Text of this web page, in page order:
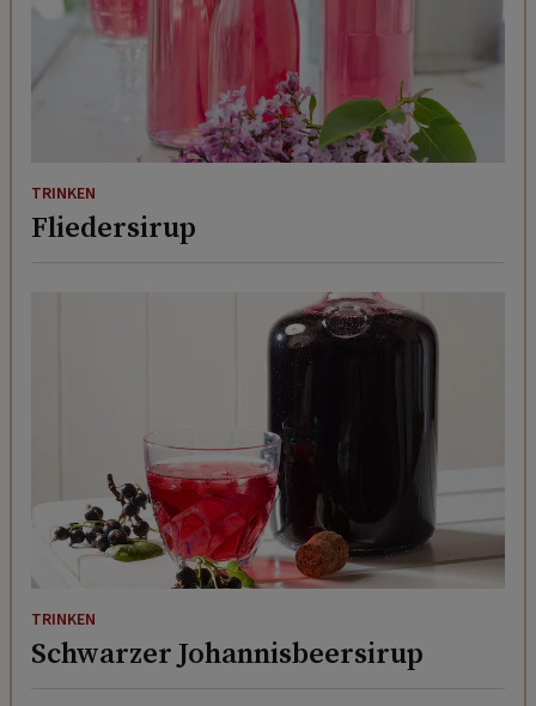
TRINKEN
Fliedersirup
TRINKEN
Schwarzer Johannisbeersirup